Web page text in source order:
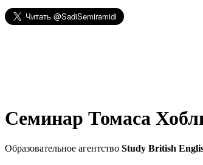
Семинар Томаса
Образовательное агентство Study British